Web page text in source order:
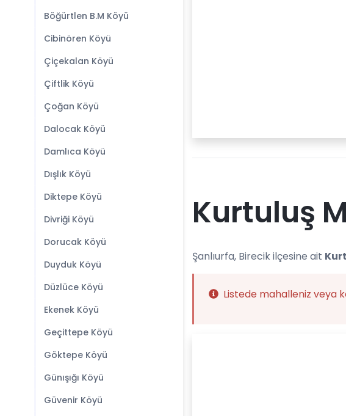
Böğürtlen B.M Köyü
Cibinören Köyü
Çiçekalan Köyü
Çiftlik Köyü
Çoğan Köyü
Dalocak Köyü
Damlıca Köyü
Dışlık Köyü
Diktepe Köyü
Divriği Köyü
Dorucak Köyü
Duyduk Köyü
Düzlüce Köyü
Ekenek Köyü
Geçittepe Köyü
Göktepe Köyü
Günışığı Köyü
Güvenir Köyü
Kurtuluş
Şanlıurfa, Birecik ilçesine ait
Listede mahalleniz veya